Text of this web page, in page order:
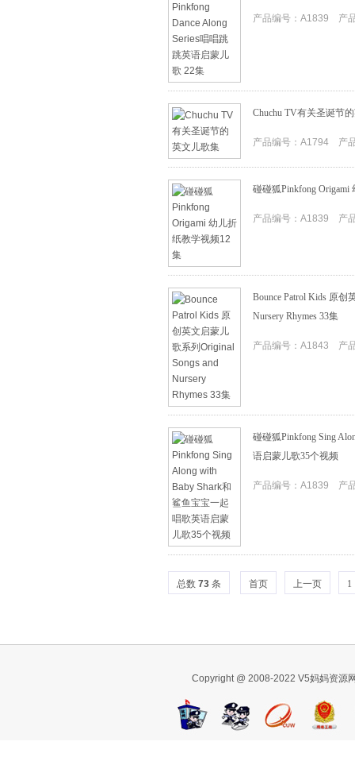
产品编号：A1839 产
Chuchu TV有关圣诞节
产品编号：A1794 产
碰碰狐Pinkfong Origami
产品编号：A1839 产
Bounce Patrol Kids 原创
Nursery Rhymes 33集
产品编号：A1843 产
碰碰狐Pinkfong Sing
语启蒙儿歌35个视频
产品编号：A1839 产
总数 73 条 首页 上一页 1
Copyright @ 2008-2022 V5妈妈资源